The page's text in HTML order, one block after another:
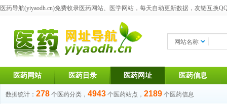
医药导航(yiyaodh.cn)免费收录医药网站、医学网站，每天自动更新数据，友链互换
网站名称
医药网站 医药目录 医药网址 医药信息
数据统计： 278 个医药分类， 4943 个医药站点， 2189 个医药信息